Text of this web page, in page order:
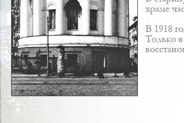
храме
В 1918
Только